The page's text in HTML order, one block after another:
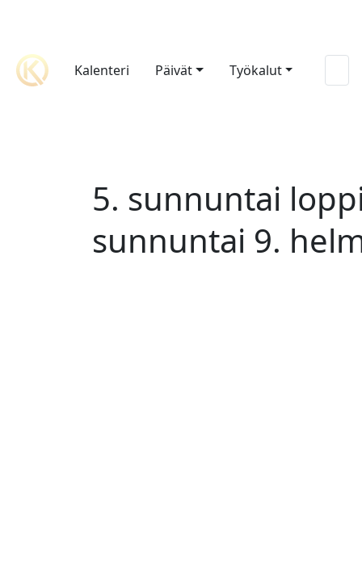
Kalenteri Päivät Työkalut
5. sunnuntai
sunnuntai 9.